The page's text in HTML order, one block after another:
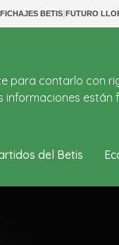
FICHAJES BETIS|FUTURO
para contarlo con
informaciones están
del Betis